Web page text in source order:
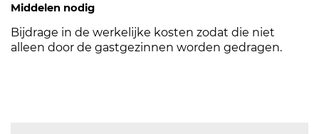
Middelen nodig
Bijdrage in de werkelijke kosten zodat die niet
alleen door de gastgezinnen worden gedragen.